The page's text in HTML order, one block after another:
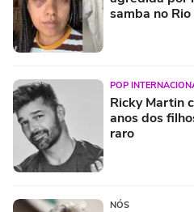
samba no Rio
POP
Ricky Martin
anos dos
raro
NÓS